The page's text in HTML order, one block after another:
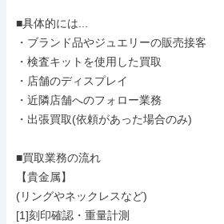
■具体的には...
・ブランド品やジュエリーの販売接客
・検査キットを使用した買取
・店舗のディスプレイ
・近隣店舗へのフォロー業務
・出張買取(依頼があった場合のみ)
■買取業務の流れ
【貴金属】
(リングやネックレスなど)
[1]刻印確認・重量計測